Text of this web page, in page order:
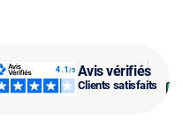
Avis vérifiés
Clients satisfaits